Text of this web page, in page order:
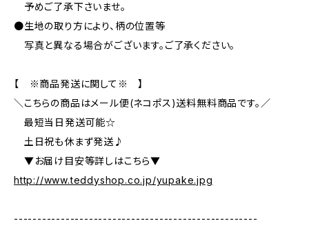
予めご了承下さいませ。
●生地の取り方により、柄の位置等
写真と異なる場合がございます。ご了承ください。
【 ※商品発送に関して※ 】
＼こちらの商品はメール便(ネコポス)送料無料商品です。／
最短当日発送可能☆
土日祝も休まず発送♪
▼お届け目安等詳しはこちら▼
http://www.teddyshop.co.jp/yupake.jpg
----------------------------------------------------